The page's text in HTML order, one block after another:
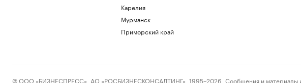
Карелия
Мурманск
Приморский край
© ООО «БИЗНЕСПРЕСС», АО «РОСБИЗНЕСКОНСАЛТИНГ», 1995–2026. Сообщения и материалы